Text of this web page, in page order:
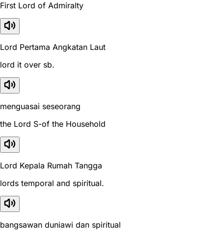
First Lord of Admiralty
Lord Pertama Angkatan Laut
lord it over sb.
menguasai seseorang
the Lord S-of the Household
Lord Kepala Rumah Tangga
lords temporal and spiritual.
bangsawan duniawi dan spiritual